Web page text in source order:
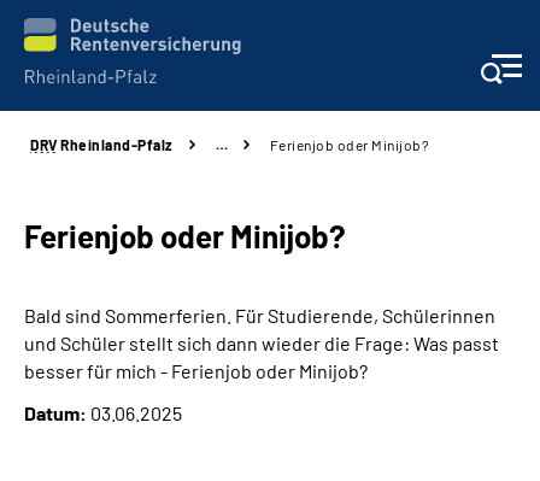
Unsere Leistungen
Beratung
Karriere
Presse
DRV Rheinland-Pfalz … Ferienjob oder Minijob?
Ferienjob oder Minijob?
Bald sind Sommerferien. Für Studierende, Schülerinnen
und Schüler stellt sich dann wieder die Frage: Was passt
besser für mich - Ferienjob oder Minijob?
Datum: 03.06.2025